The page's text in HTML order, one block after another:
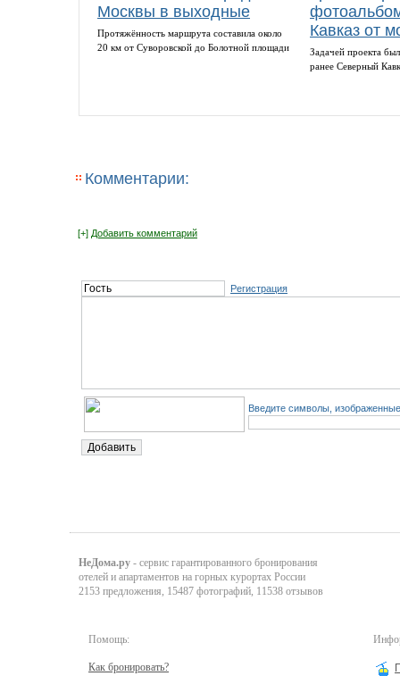
Москвы в выходные
Протяжённость маршрута составила около
20 км от Суворовской до Болотной площади
Кавказ от
Задачей проекта
ранее Северный
Комментарии:
[+] Добавить комментарий
Регистрация
Введите символы,
НеДома.ру - сервис гарантированного бронирования
отелей и апартаментов на горных курортах России
2153 предложения, 15487 фотографий, 11538 отзывов
Помощь:
Как бронировать?